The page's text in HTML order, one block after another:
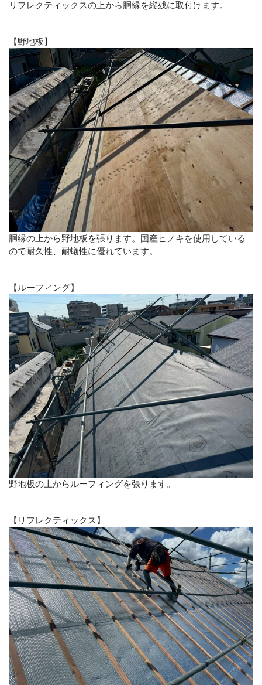
リフレクティックスの上から胴縁を縦残に取付けます。
【野地板】
胴縁の上から野地板を張ります。国産ヒノキを使用している
ので耐久性、耐蟻性に優れています。
【ルーフィング】
野地板の上からルーフィングを張ります。
【リフレクティックス】